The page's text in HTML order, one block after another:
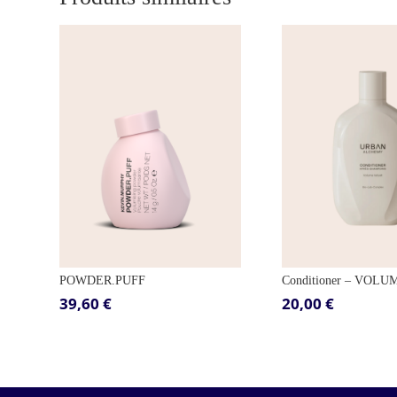
POWDER.PUFF
39,60€
Conditioner –
20,00€